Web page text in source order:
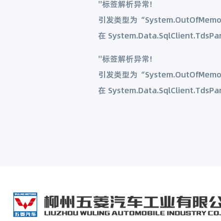
''标签解析异常!
引发类型为
在 System.Data.SqlClient.TdsParserStateObject.TryReadString(Int32 length, String& value) 在 System.Data.SqlClient.TdsParser.TryReadSqlStringValue(SqlBuffer value, Byte type, Int32 length, Encoding encoding, Boolean isPlp, TdsParserStateObject stateObj) 在 System.Data.SqlClient.TdsParser.TryReadSqlValue(SqlBuffer value, SqlMetaDataPriv md, Int32 length, TdsParserStateObject stateObj, SqlCommandColumnEncryptionSetting columnEncryptionOverride, String columnName) 在 System.Data.SqlClient.SqlDataReader.TryReadColumnInternal(Int32 i, Boolean readHeaderOnly) 在 System.Data.SqlClient.SqlDataReader.TryReadColumn(Int32 i, Boolean
''标签解析异常!
引发类型为
在 System.Data.SqlClient.TdsParserStateObject.TryReadString(Int32 length, String& value) 在 System.Data.SqlClient.TdsParser.TryReadSqlStringValue(SqlBuffer value, Byte type, Int32 length, Encoding encoding, Boolean isPlp, TdsParserStateObject stateObj) 在 System.Data.SqlClient.TdsParser.TryReadSqlValue(SqlBuffer value, SqlMetaDataPriv md, Int32 length, TdsParserStateObject stateObj, SqlCommandColumnEncryptionSetting columnEncryptionOverride, String columnName) 在 System.Data.SqlClient.SqlDataReader.TryReadColumnInternal(Int32 i, Boolean readHeaderOnly) 在 System.Data.SqlClient.SqlDataReader.TryReadColumn(Int32 i, Boolean